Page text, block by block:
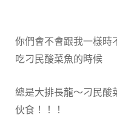
你們會不會跟我一樣時
吃刁民酸菜魚的時候
總是大排長龍～刁民酸
伙食！！！